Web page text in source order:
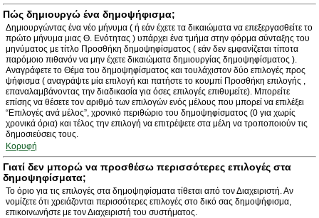
Πώς δημιουργώ ένα δημοψήφισμα;
Δημιουργώντας ένα νέο μήνυμα ( ή εάν έχετε τα δικαιώματα να επεξεργασθείτε το
πρώτο μήνυμα μιας Θ. Ενότητας ) υπάρχει ένα τμήμα στην φόρμα σύνταξης του
μηνύματος με τίτλο Προσθήκη δημοψηφίσματος ( εάν δεν εμφανίζεται τίποτα
παρόμοιο πιθανόν να μην έχετε δικαιώματα δημιουργίας δημοψηφίσματος ).
Αναγράφετε το Θέμα του δημοψηφίσματος και τουλάχιστον δύο επιλογές προς
ψήφισμα ( αναγράψτε μία επιλογή και πατήστε το κουμπί Προσθήκη επιλογής ,
επαναλαμβάνοντας την διαδικασία για όσες επιλογές επιθυμείτε). Μπορείτε
επίσης να θέσετε τον αριθμό των επιλογών ενός μέλους που μπορεί να επιλέξει
“Επιλογές ανά μέλος”, χρονικό περιθώριο του δημοψηφίσματος (0 για χωρίς
χρονικά όρια) και τέλος την επιλογή να επιτρέψετε στα μέλη να τροποποιούν τις
δημοσιεύσεις τους.
Κορυφή
Γιατί δεν μπορώ να προσθέσω περισσότερες επιλογές στα
δημοψηφίσματα;
Το όριο για τις επιλογές στα δημοψηφίσματα τίθεται από τον Διαχειριστή. Αν
νομίζετε ότι χρειάζονται περισσότερες επιλογές στο δικό σας δημοψήφισμα,
επικοινωνήστε με τον Διαχειριστή του συστήματος.